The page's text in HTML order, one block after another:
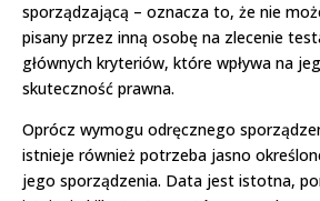
sporządzającą – oznacza to, że nie
pisany przez inną osobę na zlecenie
głównych kryteriów, które wpływa na
skuteczność prawna.
Oprócz wymogu odręcznego
istnieje również potrzeba jasno
jego sporządzenia. Data jest istotna,